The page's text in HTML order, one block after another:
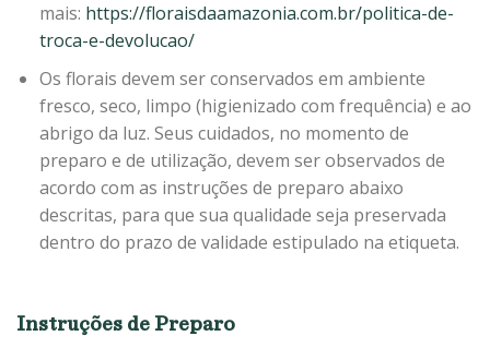
mais: https://floraisdaamazonia.com.br/politica-de-
troca-e-devolucao/
Os florais devem ser conservados em ambiente
fresco, seco, limpo (higienizado com frequência) e ao
abrigo da luz. Seus cuidados, no momento de
preparo e de utilização, devem ser observados de
acordo com as instruções de preparo abaixo
descritas, para que sua qualidade seja preservada
dentro do prazo de validade estipulado na etiqueta.
Instruções de Preparo